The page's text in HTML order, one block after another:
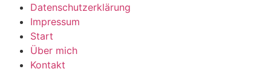
Datenschutzerklärung
Impressum
Start
Über mich
Kontakt